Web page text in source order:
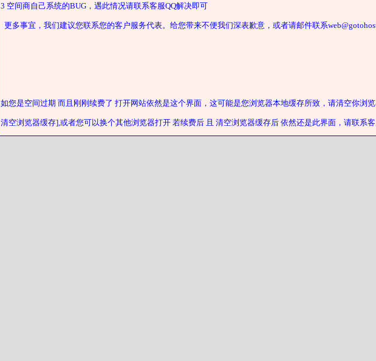
3 空间商自己系统的BUG，遇此情况请联系客服QQ解决即可
更多事宜，我们建议您联系您的客户服务代表。给您带来不便我们深表歉意，或者请邮件联系
如您是空间过期 而且刚刚续费了 打开网站依然是这个界面，这可能是您浏览器本地缓存所致，请清空你浏
清空浏览器缓存],或者您可以换个其他浏览器打开 若续费后 且 清空浏览器缓存后 依然还是此界面，请联系